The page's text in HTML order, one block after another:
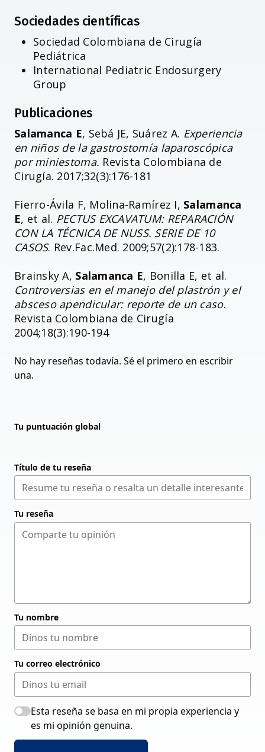
Sociedades científicas
Sociedad Colombiana de Cirugía
Pediátrica
International Pediatric Endosurgery
Group
Publicaciones
Salamanca E, Sebá JE, Suárez A. Experiencia
en niños de la gastrostomía laparoscópica
por miniestoma. Revista Colombiana de
Cirugía. 2017;32(3):176-181
Fierro-Ávila F, Molina-Ramírez I, Salamanca
E, et al. PECTUS EXCAVATUM: REPARACIÓN
CON LA TÉCNICA DE NUSS. SERIE DE 10
CASOS. Rev.Fac.Med. 2009;57(2):178-183.
Brainsky A, Salamanca E, Bonilla E, et al.
Controversias en el manejo del plastrón y el
absceso apendicular: reporte de un caso.
Revista Colombiana de Cirugía
2004;18(3):190-194
No hay reseñas todavía. Sé el primero en escribir
una.
Tu puntuación global
Título de tu reseña
Tu reseña
Tu nombre
Tu correo electrónico
Esta reseña se basa en mi propia experiencia y
es mi opinión genuina.